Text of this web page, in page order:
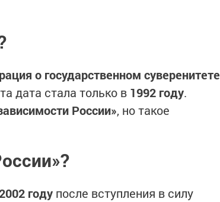
о государственном суверенитете
дата стала только в 1992 году.
России», но такое
году после вступления в силу